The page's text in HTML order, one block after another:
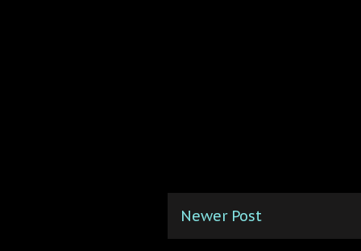
Newer Post